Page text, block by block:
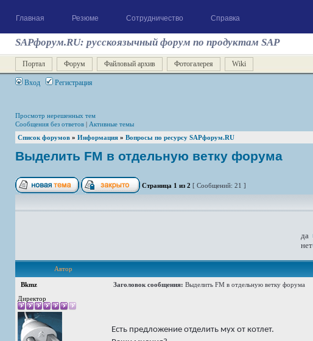
Главная Резюме Сотрудничество Справка
SAPфорум.RU: русскоязычный форум по продуктам SAP
Портал Форум Файловый архив Фотогалерея Wiki
Вход Регистрация
Просмотр нерешенных тем
Сообщения без ответов | Активные темы
Список форумов » Информация » Вопросы по ресурсу SAPфорум.RU
Выделить FM в отдельную ветку форума
Страница 1 из 2 [ Сообщений: 21 ]
да
нет
Автор
Bkmz Заголовок сообщения: Выделить FM в отдельную ветку форума
Директор
Есть предложение отделить мух от котлет.